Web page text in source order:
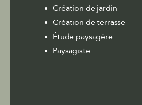
Création de jardin
Création de terrasse
Étude paysagère
Paysagiste